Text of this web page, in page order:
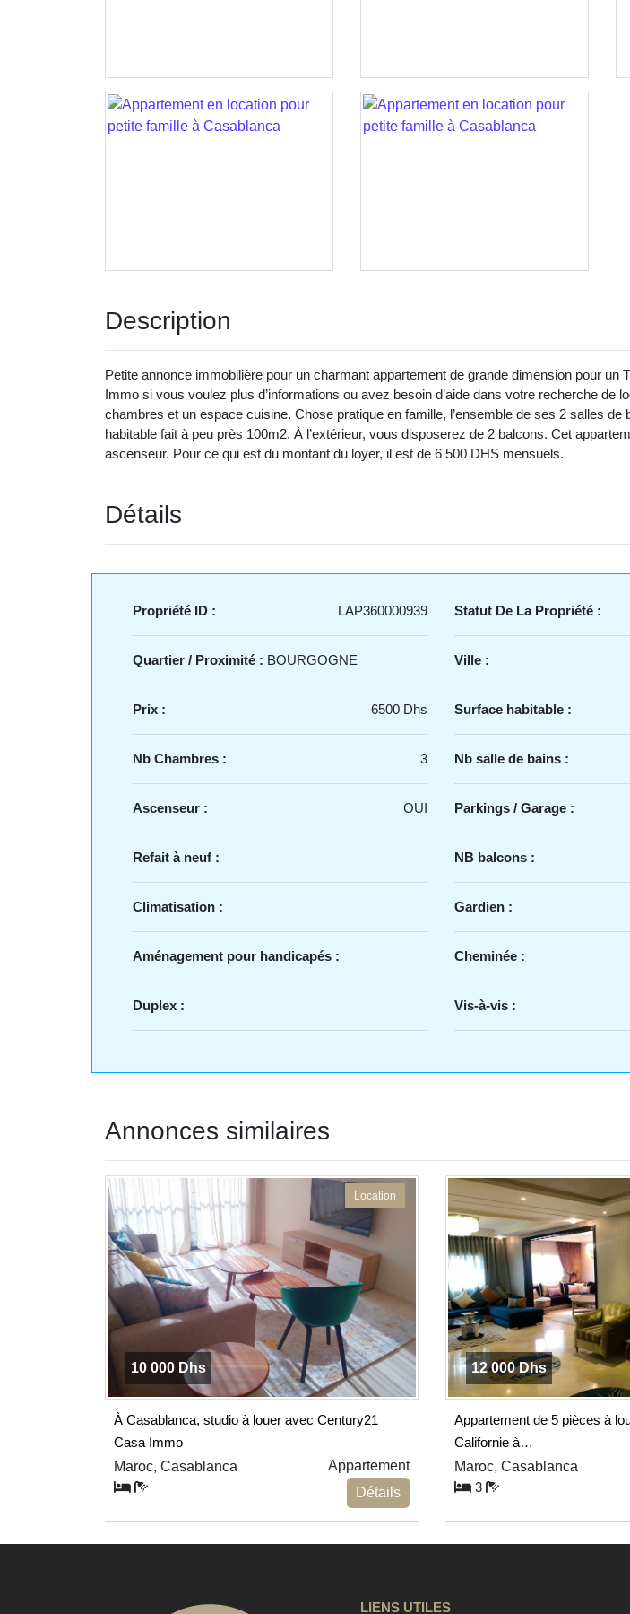
Description
Petite annonce immobilière pour un charmant appartement de grande dimension pour
Immo si vous voulez plus d’informations ou avez besoin d’aide dans votre recherche de
chambres et un espace cuisine. Chose pratique en famille, l’ensemble de ses 2 salles
habitable fait à peu près 100m2. À l’extérieur, vous disposerez de 2 balcons. Cet
ascenseur. Pour ce qui est du montant du loyer, il est de 6 500 DHS mensuels.
Détails
Propriété ID : LAP360000939
Quartier / Proximité : BOURGOGNE
Prix : 6500 Dhs
Nb Chambres : 3
Ascenseur : OUI
Refait à neuf :
Climatisation :
Aménagement pour handicapés :
Duplex :
Statut De La Propriété :
Ville :
Surface habitable :
Nb salle de bains :
Parkings / Garage :
NB balcons :
Gardien :
Cheminée :
Vis-à-vis :
Annonces similaires
Location
10 000 Dhs
À Casablanca, studio à louer avec Century21
Casa Immo
Maroc, Casablanca
Appartement
Détails
12 000 Dhs
Appartement de 5 pièces à
Californie à…
Maroc, Casablanca
3
LIENS UTILES